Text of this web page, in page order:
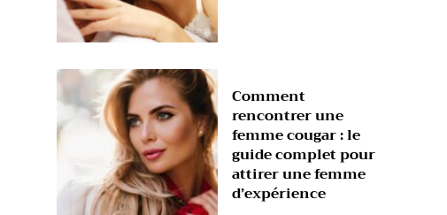
Comment
rencontrer une
femme cougar : le
guide complet pour
attirer une femme
d’expérience